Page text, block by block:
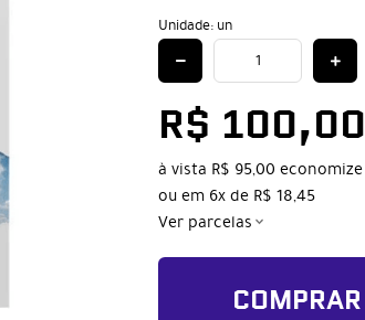
Unidade: un
R$ 100,00
à vista R$ 95,00 economize
ou em 6xde R$ 18,45
Ver parcelas
COMPRAR